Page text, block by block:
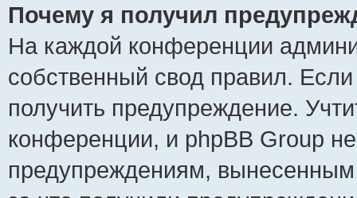
Почему я получил
На каждой конференции
собственный свод правил.
получить предупреждение.
конференции, и phpBB Group
предупреждениям,